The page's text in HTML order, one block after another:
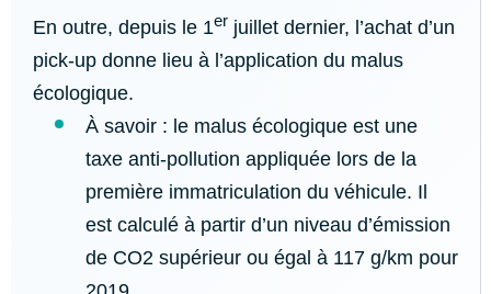
En outre, depuis le 1er juillet dernier, l’achat d’un
pick-up donne lieu à l’application du malus
écologique.
À savoir : le malus écologique est une
taxe anti-pollution appliquée lors de la
première immatriculation du véhicule. Il
est calculé à partir d’un niveau d’émission
de CO2 supérieur ou égal à 117 g/km pour